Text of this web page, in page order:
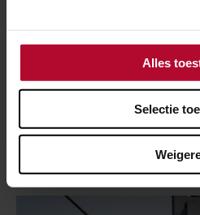
Alles
Selectie
Tijdelijk onderstation
week operationeel
21 juni 2026